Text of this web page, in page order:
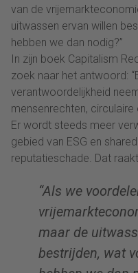
van de
uitwassen ervan willen
hebben we dan nodig?”
In zijn boek Capitalism
zoek naar het antwoord:
verantwoordelijkheid
mensenrechten,
Er wordt steeds meer
gebied van ESG en
reputatieschade. Dat
“Als we
maar de
bestrijden, wat